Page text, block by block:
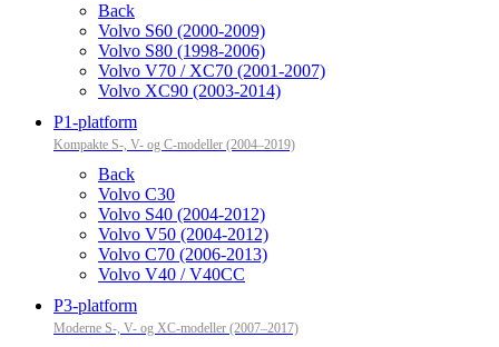
Back
Volvo S60 (2000-2009)
Volvo S80 (1998-2006)
Volvo V70 / XC70 (2001-2007)
Volvo XC90 (2003-2014)
P1-platform
Kompakte S-, V- og C-modeller (2004–2019)
Back
Volvo C30
Volvo S40 (2004-2012)
Volvo V50 (2004-2012)
Volvo C70 (2006-2013)
Volvo V40 / V40CC
P3-platform
Moderne S-, V- og XC-modeller (2007–2017)